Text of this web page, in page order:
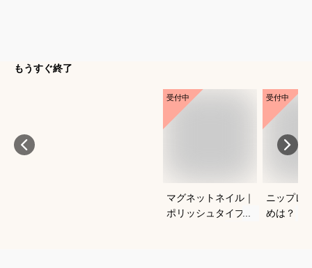
もうすぐ終了
受付中
マグネットネイル｜
ポリッシュタイプで
受付中
ニップレ
めは？